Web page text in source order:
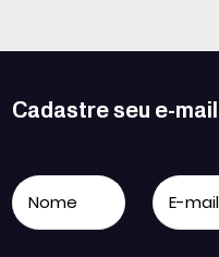
Cadastre seu e-